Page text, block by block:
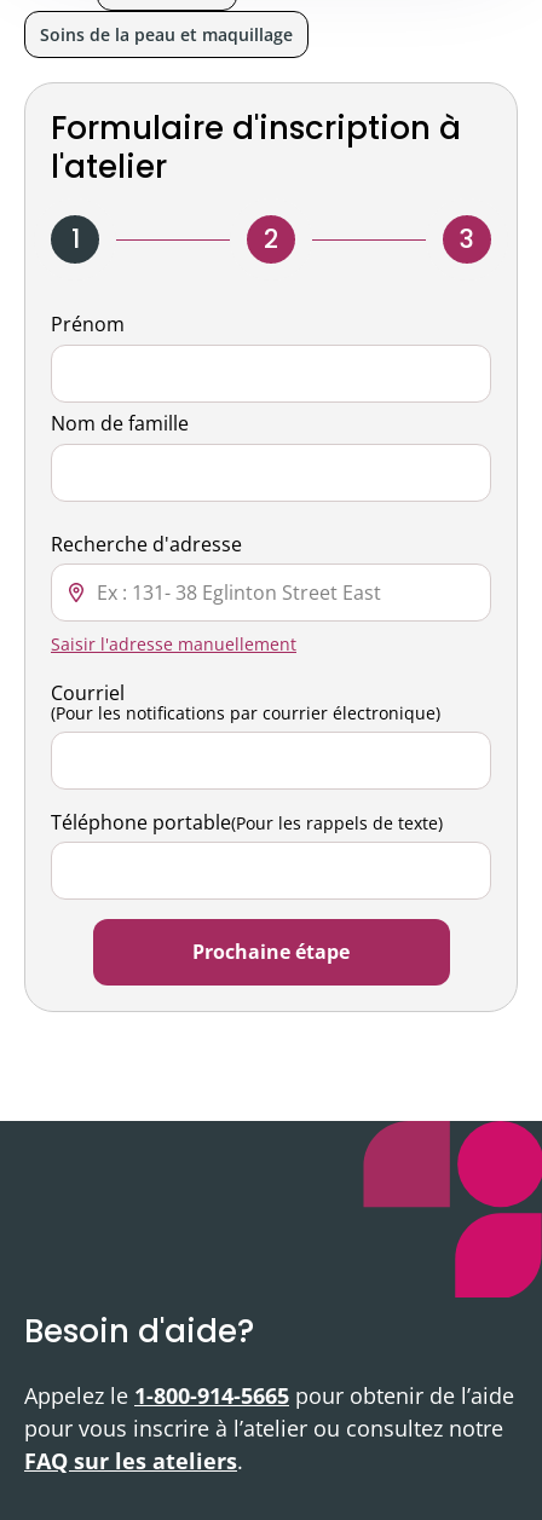
Formulaire d'inscription à
l'atelier
1 2 3
Nom
Prénom
Nom de famille
Recherche d'adresse
Saisir l'adresse manuellement
Courriel
(Pour les notifications par courrier électronique)
Téléphone portable(Pour les rappels de texte)
Soins de la peau et maquillage
Besoin d'aide?
Appelez le 1-800-914-5665 pour obtenir de l’aide
pour vous inscrire à l’atelier ou consultez notre
FAQ sur les ateliers.